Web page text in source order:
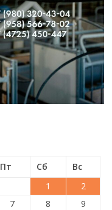
Пт Сб
Вс
1
2
7 8 9